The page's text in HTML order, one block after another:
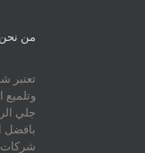
من نحن
تعتبر
جلي
بافضل